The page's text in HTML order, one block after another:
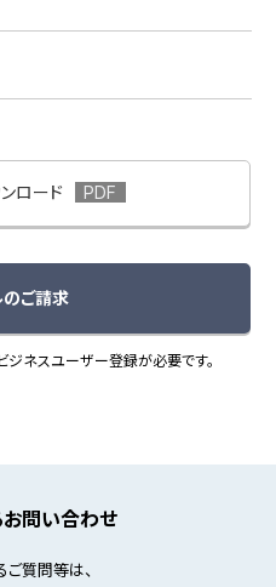
ロード
のご請求
ジネスユーザー登録が必要です。
問い合わせ
質問等は、